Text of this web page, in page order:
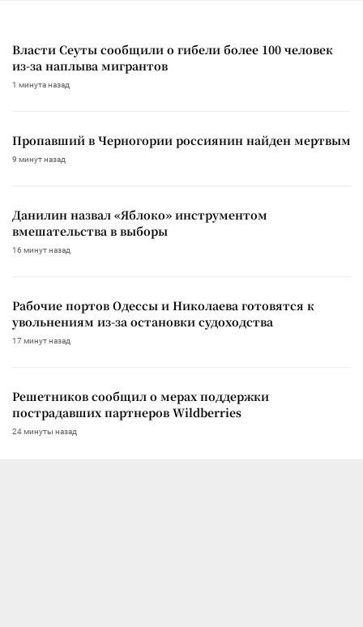
Власти Сеуты сообщили о гибели более 100 человек
из-за наплыва мигрантов
1 минута назад
Пропавший в Черногории россиянин найден мертвым
9 минут назад
Данилин назвал «Яблоко» инструментом
вмешательства в выборы
16 минут назад
Рабочие портов Одессы и Николаева готовятся к
увольнениям из-за остановки судоходства
17 минут назад
Решетников сообщил о мерах поддержки
пострадавших партнеров Wildberries
24 минуты назад